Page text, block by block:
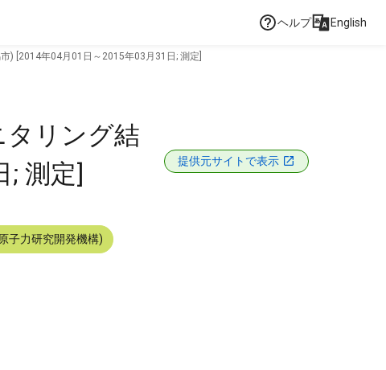
ヘルプ English
) [2014年04月01日～2015年03月31日; 測定]
タリング結
; 測定]
提供元サイトで表示
子力研究開発機構)